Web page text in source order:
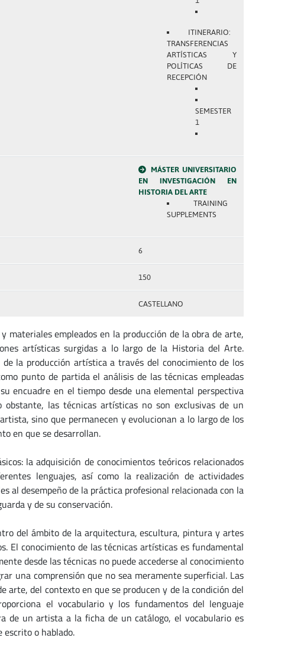
ITINERARIO:
TRANSFERENCIAS
ARTÍSTICAS Y
POLÍTICAS DE
RECEPCIÓN
SEMESTER
1
MÁSTER UNIVERSITARIO
EN INVESTIGACIÓN EN
HISTORIA DEL ARTE
TRAINING
SUPPLEMENTS
6
150
CASTELLANO
materiales empleados en la producción de la obra de arte,
artísticas surgidas a lo largo de la Historia del Arte.
la producción artística a través del conocimiento de los
punto de partida el análisis de las técnicas empleadas
encuadre en el tiempo desde una elemental perspectiva
las técnicas artísticas no son exclusivas de un
sino que permanecen y evolucionan a lo largo de los
en que se desarrollan.
la adquisición de conocimientos teóricos relacionados
lenguajes, así como la realización de actividades
al desempeño de la práctica profesional relacionada con la
y de su conservación.
del ámbito de la arquitectura, escultura, pintura y artes
El conocimiento de las técnicas artísticas es fundamental
desde las técnicas no puede accederse al conocimiento
una comprensión que no sea meramente superficial. Las
arte, del contexto en que se producen y de la condición del
el vocabulario y los fundamentos del lenguaje
de un artista a la ficha de un catálogo, el vocabulario es
o hablado.